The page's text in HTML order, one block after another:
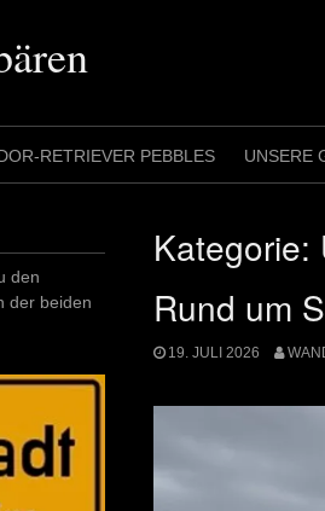
RETRIEVER PEBBLES UNSERE
Kategorie:
Rund um
19. JULI 2026
den
der beiden